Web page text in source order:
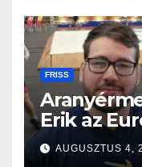
FRISS
Erik az
AUGUSZTUS 4,